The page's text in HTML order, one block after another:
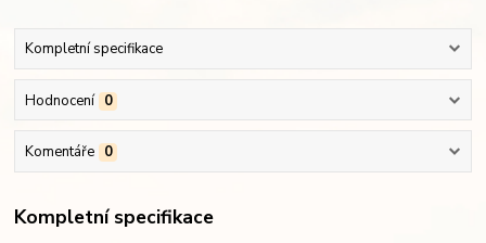
Kompletní specifikace
Hodnocení 0
Komentáře 0
Kompletní specifikace